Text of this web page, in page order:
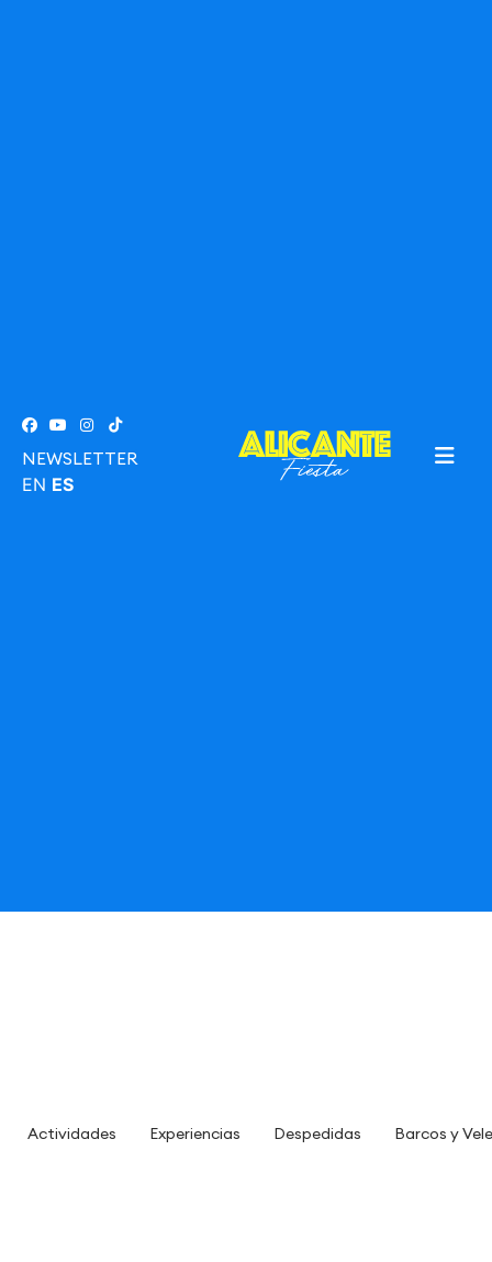
NEWSLETTER
EN ES
Actividades Experiencias Despedidas Barcos y